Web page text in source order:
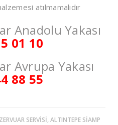
atılmamalıdır
Anadolu Yakası
01 10
Avrupa Yakası
88 55
SERVISI, ALTINTEPE SIAMP